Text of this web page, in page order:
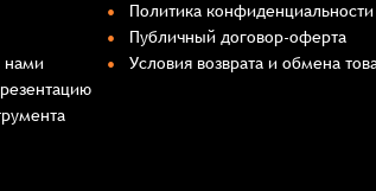
нами
Политика
Публичный договор-оферта
Условия возврата и обмена